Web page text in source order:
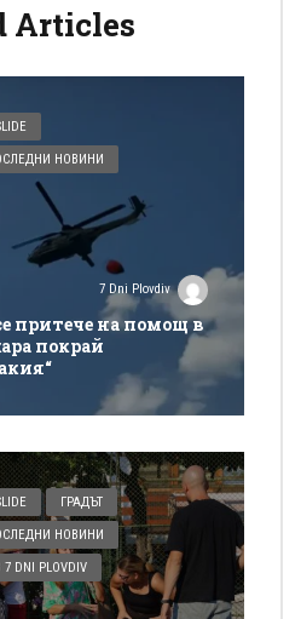
Articles
НОВИНИ
7 Dni Plovdiv
притече на помощ в
покрай
ГРАДЪТ
НОВИНИ
DNI PLOVDIV